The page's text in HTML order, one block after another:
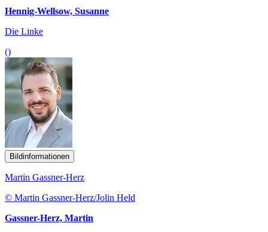
Hennig-Wellsow, Susanne
Die Linke
()
Bildinformationen
Martin Gassner-Herz
© Martin Gassner-Herz/Jolin Held
Gassner-Herz, Martin